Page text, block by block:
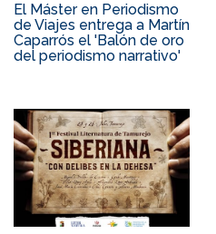
El Máster en Periodismo
de Viajes entrega a Martín
Caparrós el 'Balón de oro
del periodismo narrativo'